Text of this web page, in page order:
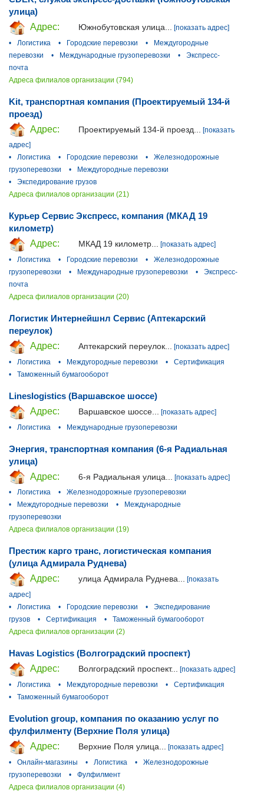
улица)
Адрес:
Южнобутовская улица...
[показать адрес]
•
Логистика • Городские перевозки •
Междугородные
перевозки
• Международные грузоперевозки •
Экспресс-
почта
Адреса филиалов организации (794)
Kit, транспортная компания (Проектируемый 134-й
проезд)
Адрес:
Проектируемый 134-й проезд...
[показать
адрес]
•
Логистика • Городские перевозки •
Железнодорожные
грузоперевозки
•
Междугородные перевозки
•
Экспедирование грузов
Адреса филиалов организации (21)
Курьер Сервис Экспресс, компания (МКАД 19
километр)
Адрес:
МКАД 19 километр... [показать адрес]
•
Логистика • Городские перевозки •
Железнодорожные
грузоперевозки
• Международные грузоперевозки •
Экспресс-
почта
Адреса филиалов организации (20)
Логистик Интернейшнл Сервис (Аптекарский
переулок)
Адрес:
Аптекарский переулок...
[показать адрес]
•
Логистика • Междугородные перевозки •
Сертификация
•
Таможенный бумагооборот
Lineslogistics (Варшавское шоссе)
Адрес:
Варшавское шоссе...
[показать адрес]
•
Логистика • Международные грузоперевозки
Энергия, транспортная компания (6-я Радиальная
улица)
Адрес:
6-я Радиальная улица...
[показать адрес]
•
Логистика •
Железнодорожные грузоперевозки
•
Междугородные перевозки •
Международные
грузоперевозки
Адреса филиалов организации (19)
Престиж карго транс, логистическая компания
(улица Адмирала Руднева)
Адрес:
улица Адмирала Руднева... [показать
адрес]
•
Логистика • Городские перевозки •
Экспедирование
грузов
• Сертификация •
Таможенный бумагооборот
Адреса филиалов организации (2)
Havas Logistics (Волгоградский проспект)
Адрес:
Волгоградский проспект... [показать адрес]
•
Логистика • Междугородные перевозки •
Сертификация
•
Таможенный бумагооборот
Evolution group, компания по оказанию услуг по
фулфилменту (Верхние Поля улица)
Адрес:
Верхние Поля улица...
[показать адрес]
•
Онлайн-магазины • Логистика •
Железнодорожные
грузоперевозки
•
Фулфилмент
Адреса филиалов организации (4)